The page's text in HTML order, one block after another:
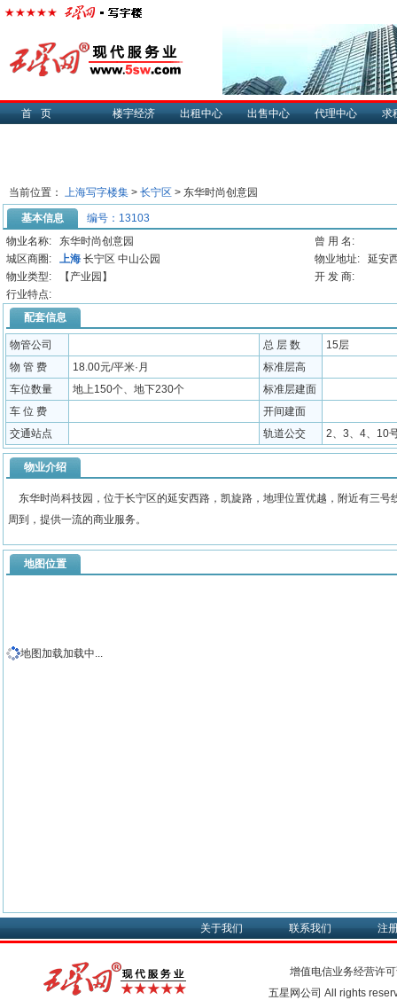
首页 楼宇经济 出租中心 出售中心 代理中心 求
当前位置： 上海写字楼集 > 长宁区 > 东华时尚创意园
基本信息
编号：13103
物业名称:
东华时尚创意园
曾 用 名:
城区商圈:
上海 长宁区 中山公园 物业地址:
延安
物业类型:
【产业园】
开 发 商:
行业特点:
配套信息
物管公司 总 层 数
15层
物 管 费
18.00元/平米·月
标准层高
车位数量
地上150个、地下230个
标准层建面
车 位 费
开间建面
交通站点
轨道公交 2、3、4、10
物业介绍
东华时尚科技园，位于长宁区的延安西路，凯旋路，地理位置优越，附近有三
周到，提供一流的商业服务。
地图位置
地图加载加载中...
关于我们 联系我们 注
增值电信业务经营许
五星网公司 All rights